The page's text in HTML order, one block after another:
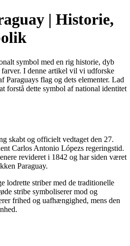
| Historie,
symbol med en rig historie, dyb
I denne artikel vil vi udforske
Paraguays flag og dets elementer. Lad
forstå dette symbol af national identitet
skabt og officielt vedtaget den 27.
Carlos Antonio Lópezs regeringstid.
revideret i 1842 og har siden været
Paraguay.
lodrette striber med de traditionelle
stribe symboliserer mod og
frihed og uafhængighed, mens den